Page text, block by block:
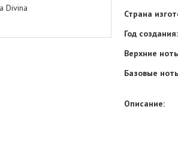
Страна
Год создания:
Верхние
Базовые
Описание: